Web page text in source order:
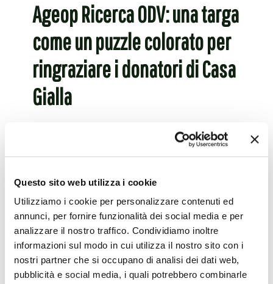
Questo sito web utilizza i cookie
Utilizziamo i cookie per personalizzare contenuti ed
annunci, per fornire funzionalità dei social media e per
analizzare il nostro traffico. Condividiamo inoltre
informazioni sul modo in cui utilizza il nostro sito con i
nostri partner che si occupano di analisi dei dati web,
pubblicità e social media, i quali potrebbero combinarle
Ageop Ricerca ODV: una targa
come un puzzle colorato per
ringraziare i donatori di Casa
Gialla
come un puzzle con cui giocano i bambini, è
stata scoperta ieri, 15 ottobre, da Ageop Ricerca
Leggi tutto